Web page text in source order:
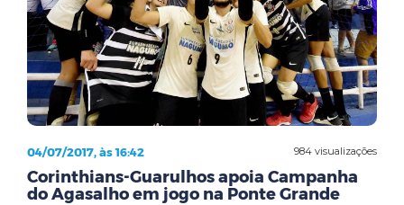
984 visualizações
04/07/2017, às 16:42
Corinthians-Guarulhos apoia Campanha
do Agasalho em jogo na Ponte Grande